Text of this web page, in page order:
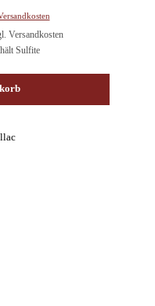
Versandkosten
Sulfite